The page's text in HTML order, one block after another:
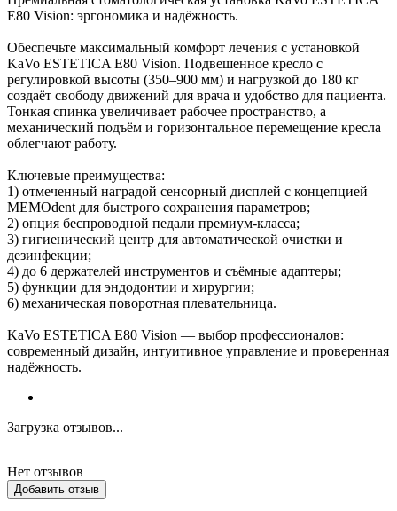
E80 Vision: эргономика и надёжность.
Обеспечьте максимальный комфорт лечения с установкой
KaVo ESTETICA E80 Vision. Подвешенное кресло с
регулировкой высоты (350–900 мм) и нагрузкой до 180 кг
создаёт свободу движений для врача и удобство для пациента.
Тонкая спинка увеличивает рабочее пространство, а
механический подъём и горизонтальное перемещение кресла
облегчают работу.
Ключевые преимущества:
1) отмеченный наградой сенсорный дисплей с концепцией
MEMOdent для быстрого сохранения параметров;
2) опция беспроводной педали премиум‑класса;
3) гигиенический центр для автоматической очистки и
дезинфекции;
4) до 6 держателей инструментов и съёмные адаптеры;
5) функции для эндодонтии и хирургии;
6) механическая поворотная плевательница.
KaVo ESTETICA E80 Vision — выбор профессионалов:
современный дизайн, интуитивное управление и проверенная
надёжность.
Загрузка отзывов...
Нет отзывов
Добавить отзыв